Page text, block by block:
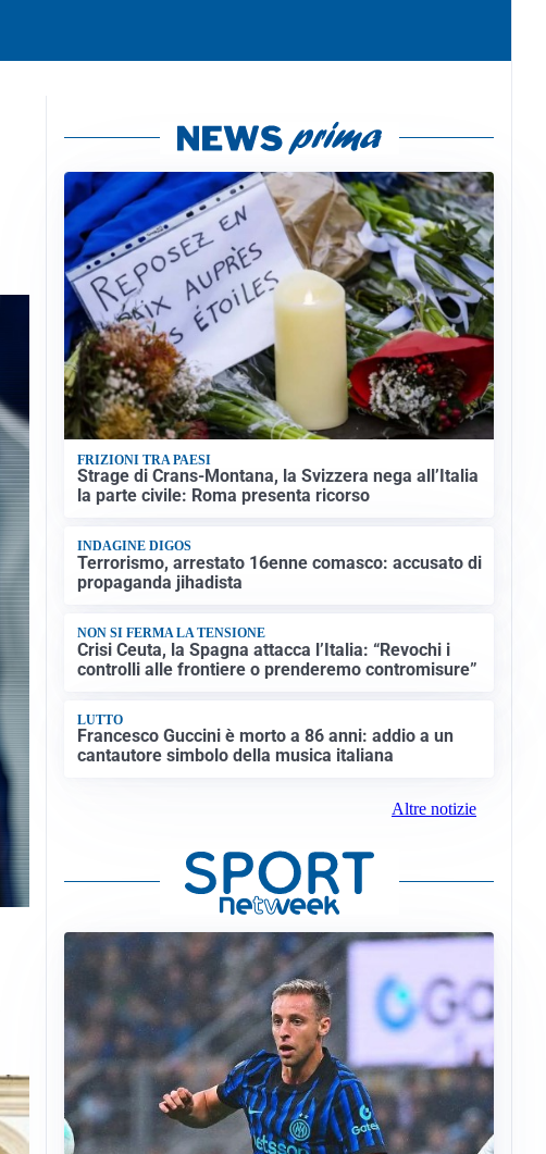
FRIZIONI TRA PAESI
Strage di Crans-Montana, la Svizzera nega all’Italia
la parte civile: Roma presenta ricorso
INDAGINE DIGOS
Terrorismo, arrestato 16enne comasco: accusato di
propaganda jihadista
NON SI FERMA LA TENSIONE
Crisi Ceuta, la Spagna attacca l’Italia: “Revochi i
controlli alle frontiere o prenderemo contromisure”
LUTTO
Francesco Guccini è morto a 86 anni: addio a un
cantautore simbolo della musica italiana
Altre notizie